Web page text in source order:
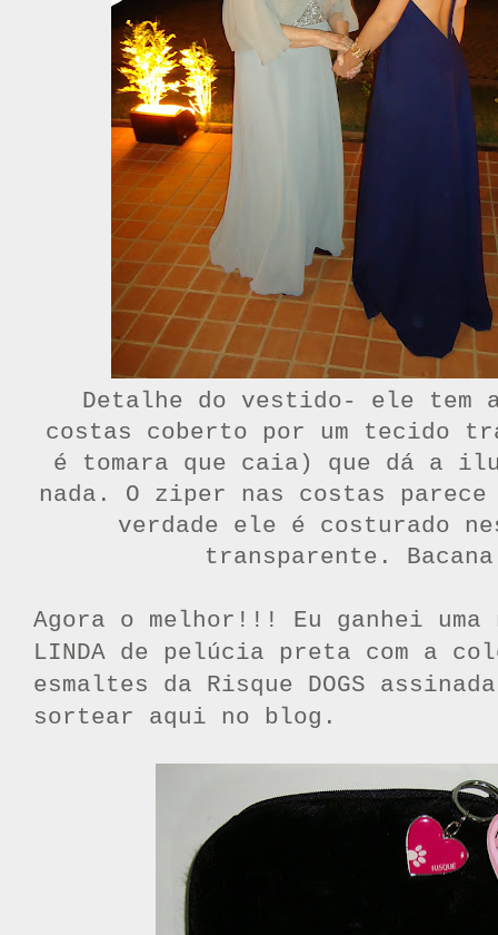
Detalhe do vestido- ele tem
costas coberto por um tecido
é tomara que caia) que dá a
nada. O ziper nas costas
verdade ele é costurado
transparente.
Agora o melhor!!! Eu ganhei u
LINDA de pelúcia preta com a
esmaltes da Risque DOGS
sortear aqui no blog.